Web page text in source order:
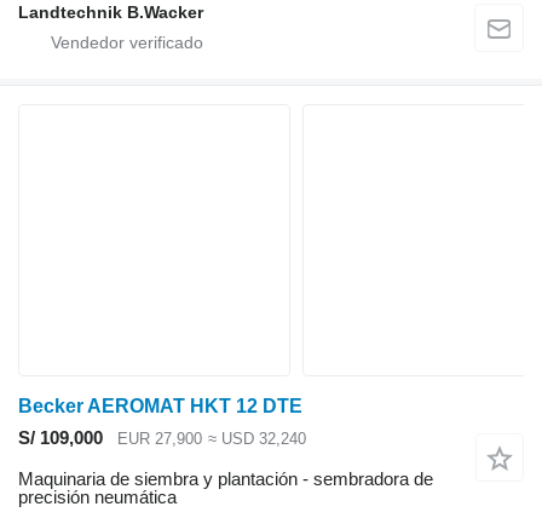
Landtechnik B.Wacker
Becker AEROMAT HKT 12 DTE
S/ 109,000
EUR 27,900 ≈ USD 32,240
Maquinaria de siembra y plantación - sembradora de
precisión neumática